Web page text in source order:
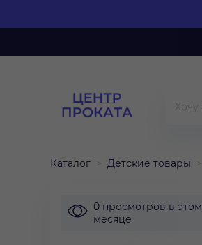
Каталог Детские товары
0 просмотров в этом
месяце